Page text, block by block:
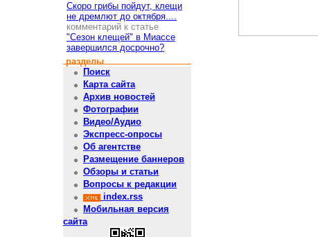
Скоро грибы пойдут, клещи
не дремлют до октября....
комментарий к статье
"Сезон клещей" в Миассе
завершился досрочно?
разделы
Поиск
Карта сайта
Архив новостей
Фотографии
Видео/Аудио
Экспресс-опросы
Об агентстве
Размещение баннеров
Обзоры и статьи
Вопросы к редакции
index.rss
Мобильная версия
сайта